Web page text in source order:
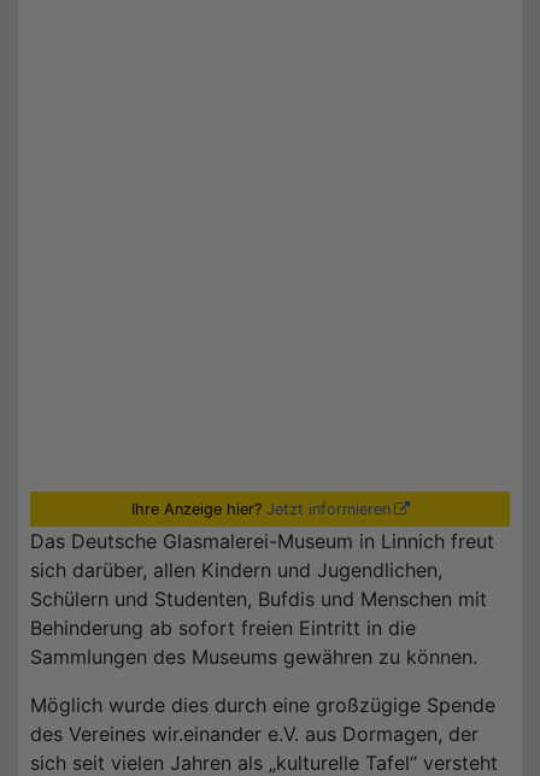
Ihre Anzeige hier? Jetzt informieren
Das Deutsche Glasmalerei-Museum in Linnich freut
sich darüber, allen Kindern und Jugendlichen,
Schülern und Studenten, Bufdis und Menschen mit
Behinderung ab sofort freien Eintritt in die
Sammlungen des Museums gewähren zu können.
Möglich wurde dies durch eine großzügige Spende
des Vereines wir.einander e.V. aus Dormagen, der
sich seit vielen Jahren als „kulturelle Tafel“ versteht